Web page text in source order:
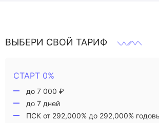
ВЫБЕРИ СВОЙ ТАРИФ
СТАРТ 0%
до 7 000 ₽
до 7 дней
ПСК от 292,000% до 292,000%